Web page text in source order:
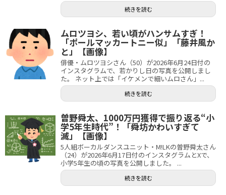
続きを読む
ムロツヨシ、若い頃がハンサムすぎ！
「ポールマッカートニー似」「藤井風か
と」【画像】
俳優・ムロツヨシさん（50）が2026年6月24日付の
インスタグラムで、若かりし日の写真を公開しまし
た。 ネット上では「イケメンで細いムロさん」...
続きを読む
曽野舜太、1000万円獲得で振り返る“小
学5年生時代”！「舜坊かわいすぎて
滅」【画像】
5人組ボーカルダンスユニット・M!LKの曽野舜太さん
（24）が2026年6月17日付のインスタグラムとXで、
小学5年生の頃の写真を公開しました。 ...
続きを読む